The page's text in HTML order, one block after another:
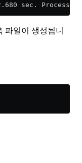
sec.
파일이 생성됩니